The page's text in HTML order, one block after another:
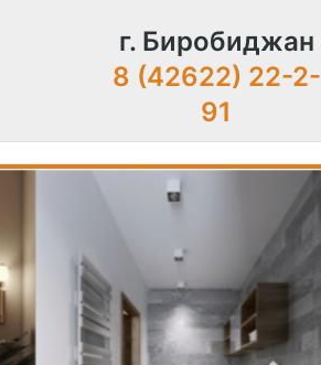
г. Биробиджан
8 (42622) 22-2-
91